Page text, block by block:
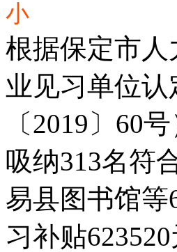
小
根据保定市
业见习单位
〔2019〕60
吸纳313名符
易县图书馆等
习补贴